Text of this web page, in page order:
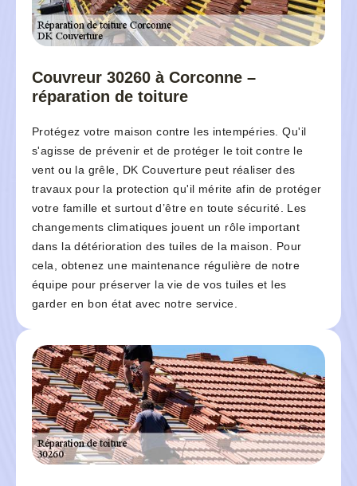
Couvreur 30260 à Corconne –
réparation de toiture
Protégez votre maison contre les intempéries. Qu'il
s'agisse de prévenir et de protéger le toit contre le
vent ou la grêle, DK Couverture peut réaliser des
travaux pour la protection qu'il mérite afin de protéger
votre famille et surtout d’être en toute sécurité. Les
changements climatiques jouent un rôle important
dans la détérioration des tuiles de la maison. Pour
cela, obtenez une maintenance régulière de notre
équipe pour préserver la vie de vos tuiles et les
garder en bon état avec notre service.